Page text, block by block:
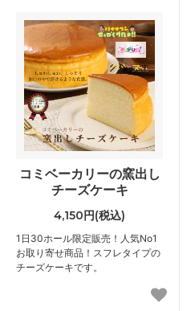
コミベーカリーの窯出し
チーズケーキ
4,150円(税込)
1日30ホール限定販売！人気No1
お取り寄せ商品！スフレタイプの
チーズケーキです。